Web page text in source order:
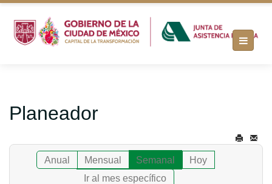
Planeador
Anual Mensual Semanal
Hoy
Ir al mes específico